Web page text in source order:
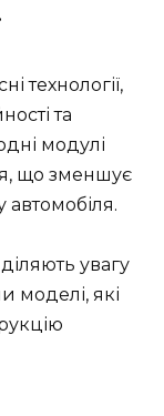
технології,
та
модулі
що зменшує
увагу
моделі, які